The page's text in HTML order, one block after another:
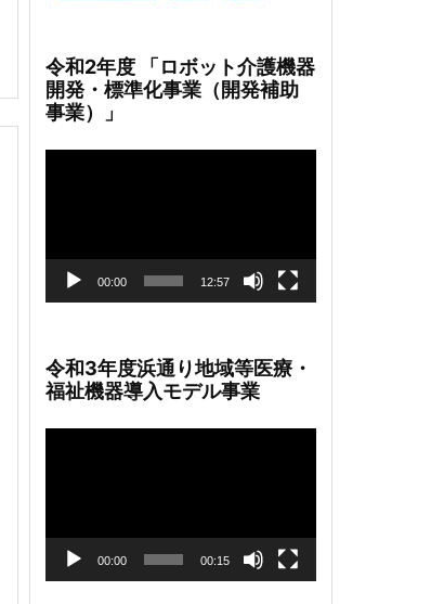
令和2年度 「ロボット介護機器
開発・標準化事業（開発補助
事業）」
ヤ
00:00 12:57
令和3年度浜通り地域等医療・
福祉機器導入モデル事業
ヤ
00:00 00:15